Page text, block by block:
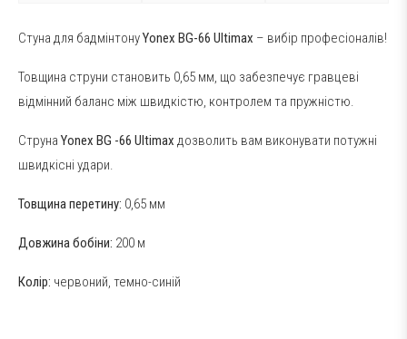
Стуна для бадмінтонуYonex BG-66 Ultimax – вибір професіоналів!
Товщина струни становить 0,65 мм, що забезпечує гравцеві
відмінний баланс між швидкістю, контролем та пружністю.
Струна Yonex BG -66 Ultimax дозволить вам виконувати потужні
швидкісні удари.
Товщина перетину: 0,65 мм
Довжина бобіни: 200 м
Колір: червоний, темно-синій